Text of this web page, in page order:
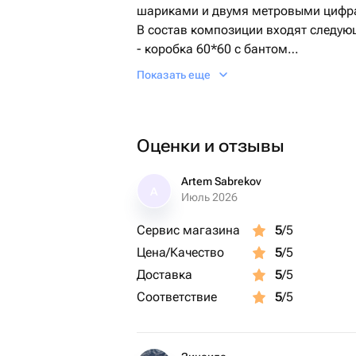
шариками и двумя метровыми
В состав композиции входят
- коробка 60*60 с бантом
- 3 латексных шара серебро Хром
По вашему желанию и при условии
Все шары надуты гелием.
Все шары обработаны специальной
время полета от 3 дней и больше.
Подарок идеально подойдёт на день
Показать еще
Оценки и отзывы
Artem Sabrekov
Июль 2026
Сервис магазина 5/5
Цена/Качество
5/5
Доставка
5/5
Соответствие
5/5